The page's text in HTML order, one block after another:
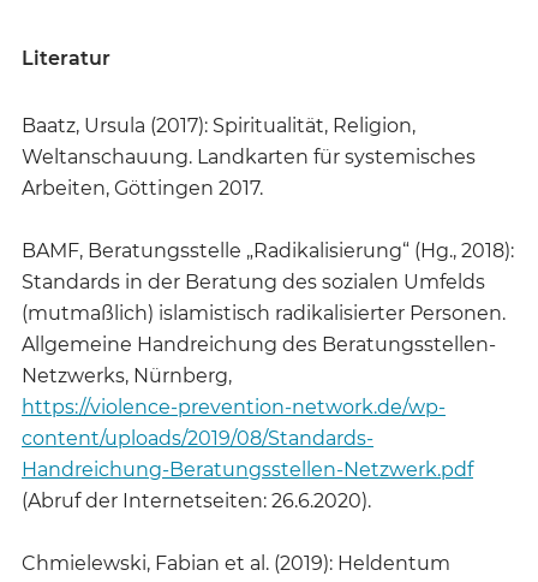
Literatur
Baatz, Ursula (2017): Spiritualität, Religion,
Weltanschauung. Landkarten für systemisches
Arbeiten, Göttingen 2017.
BAMF, Beratungsstelle „Radikalisierung“ (Hg., 2018):
Standards in der Beratung des sozialen Umfelds
(mutmaßlich) islamistisch radikalisierter Personen.
Allgemeine Handreichung des Beratungsstellen-
Netzwerks, Nürnberg,
https://violence-prevention-network.de/wp-
content/uploads/2019/08/Standards-
Handreichung-Beratungsstellen-Netzwerk.pdf
(Abruf der Internetseiten: 26.6.2020).
Chmielewski, Fabian et al. (2019): Heldentum